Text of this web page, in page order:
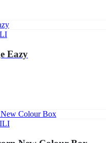
Eazy